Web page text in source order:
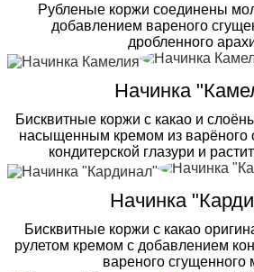
Рубленые коржи соединены
добавлением вареного
дробленного
Начинка
Бисквитные коржи с какао и
насыщенным кремом из варёного
кондитерской глазури и
Начинка
Бисквитные коржи с какао
рулетом кремом с добавлением
вареного сгущенного